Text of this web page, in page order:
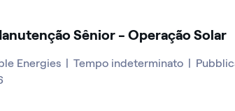
Sênior - Operação Solar
Energies | Tempo indeterminato |